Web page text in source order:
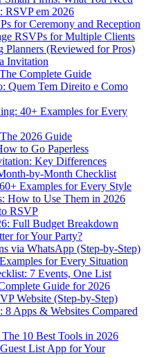
RSVP em 2026
for Ceremony and Reception
RSVPs for Multiple Clients
Planners (Reviewed for Pros)
Invitation
Complete Guide
Quem Tem Direito e Como
40+ Examples for Every
2026 Guide
to Go Paperless
Key Differences
by-Month Checklist
Examples for Every Style
How to Use Them in 2026
RSVP
Full Budget Breakdown
for Your Party?
via WhatsApp (Step-by-Step)
for Every Situation
7 Events, One List
Guide for 2026
Website (Step-by-Step)
Apps & Websites Compared
10 Best Tools in 2026
List App for Your